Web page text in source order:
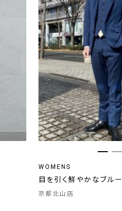
WOMENS
目を引く鮮やかなブルー
京都北山店